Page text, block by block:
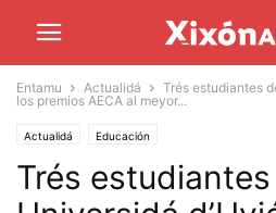
Entamu Actualidá
Trés estudiantes
los premios AECA al meyor...
Actualidá Educación
Trés